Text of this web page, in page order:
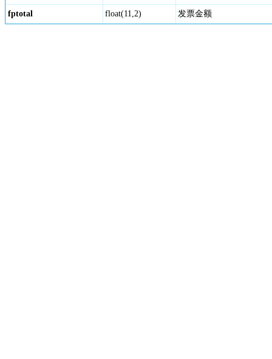
fptotal float(11,2) 发票金额